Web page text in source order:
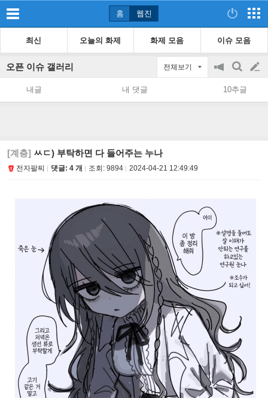
홈 웹진
최신 오늘의 화제 화제 모음 이슈 모음
오픈 이슈 갤러리 전체보기
공
지
on/off
검
색
글
쓰
내글 내 댓글 10추글
[계층] ㅆㄷ) 부탁하면 다 들어주는 누나
전자팔찌 댓글: 4 개 조회: 9894 2024-04-21 12:49:49